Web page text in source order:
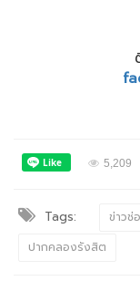
5,209
Tags: ข่าวช่
ปากคลองรังสิต